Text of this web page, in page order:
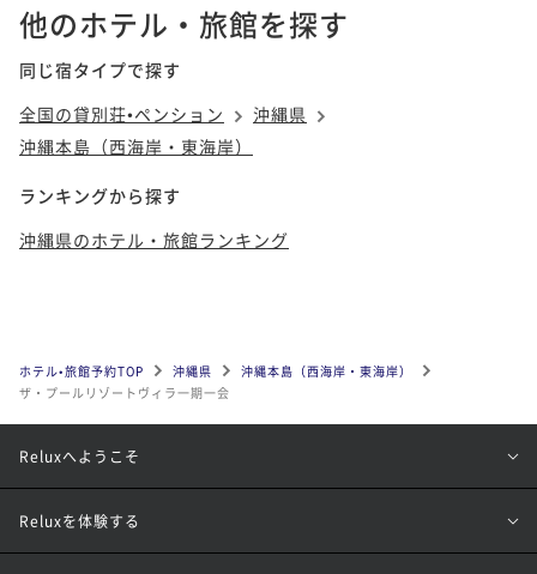
他のホテル・旅館を探す
同じ宿タイプで探す
全国の貸別荘•ペンション
沖縄県
沖縄本島（西海岸・東海岸）
ランキングから探す
沖縄県のホテル・旅館ランキング
ホテル•旅館予約TOP 沖縄県
沖縄本島（西海岸・東海岸）
ザ・プールリゾートヴィラ一期一会
Reluxへようこそ
Reluxを体験する